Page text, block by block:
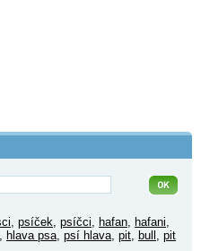
, psíček, psíčci, hafan, hafani,
, hlava psa, psí hlava, pit, bull , pit